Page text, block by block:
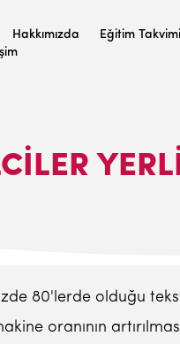
Hakkımızda Eğitim Takvimi
80'lerde olduğu
oranının